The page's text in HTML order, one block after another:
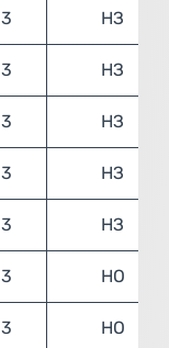
3 НЗ
3 НЗ
3 НЗ
3 НЗ
3 НЗ
3 НО
3 НО